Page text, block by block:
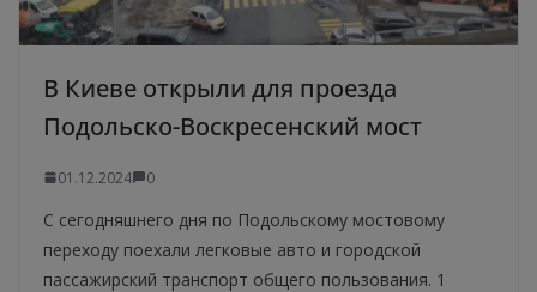
В Киеве открыли для проезда
Подольско-Воскресенский мост
01.12.2024 0
С сегодняшнего дня по Подольскому мостовому
переходу поехали легковые авто и городской
пассажирский транспорт общего пользования. 1